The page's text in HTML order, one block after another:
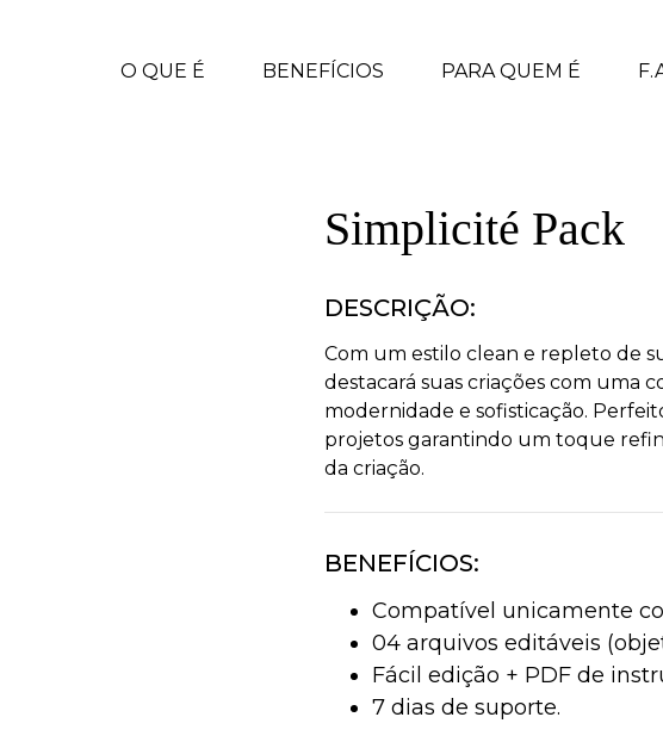
O QUE É BENEFÍCIOS PARA QUEM É
Simplicité Pack
DESCRIÇÃO:
Com um estilo clean e repleto de
destacará suas criações com uma
modernidade e sofisticação.
projetos garantindo um toque
da criação.
BENEFÍCIOS:
Compatível unicamente
04 arquivos editáveis
Fácil edição + PDF de
7 dias de suporte.